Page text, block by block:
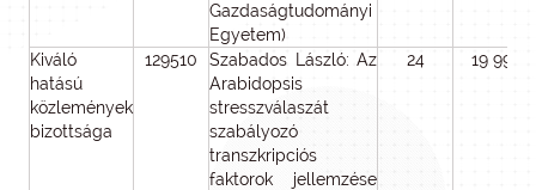
Gazdaságtudományi
Egyetem)
Kiváló
hatású
közlemények
bizottsága
129510
Szabados László: Az
Arabidopsis
stresszválaszát
szabályozó
transzkripciós
faktorok jellemzése
24 19 992